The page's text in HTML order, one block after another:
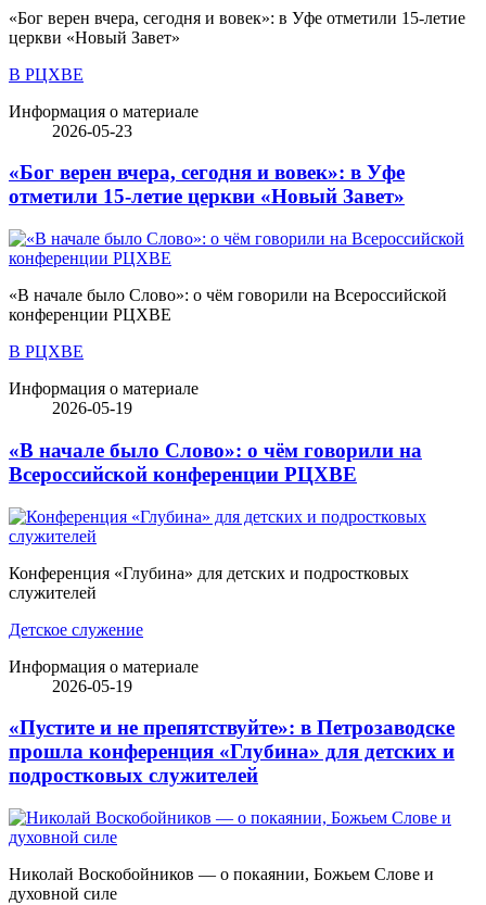
«Бог верен вчера, сегодня и вовек»: в Уфе отметили 15-летие
церкви «Новый Завет»
В РЦХВЕ
Информация о материале
2026-05-23
«Бог верен вчера, сегодня и вовек»: в Уфе
отметили 15-летие церкви «Новый Завет»
«В начале было Слово»: о чём говорили на Всероссийской
конференции РЦХВЕ
В РЦХВЕ
Информация о материале
2026-05-19
«В начале было Слово»: о чём говорили на
Всероссийской конференции РЦХВЕ
Конференция «Глубина» для детских и подростковых
служителей
Детское служение
Информация о материале
2026-05-19
«Пустите и не препятствуйте»: в Петрозаводске
прошла конференция «Глубина» для детских и
подростковых служителей
Николай Воскобойников — о покаянии, Божьем Слове и
духовной силе